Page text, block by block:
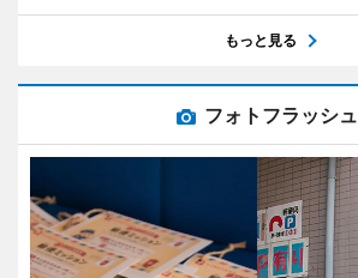
もっと見る
フォトフラッシュ